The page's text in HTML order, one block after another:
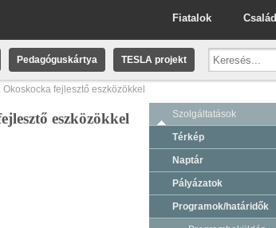
Család
Fiatalok
Pedagóguskártya TESLA projekt
fejlesztő eszközökkel
eszközökkel Szolgáltatások
Térkép
Naptár
Pályázatok
Programok/határidők